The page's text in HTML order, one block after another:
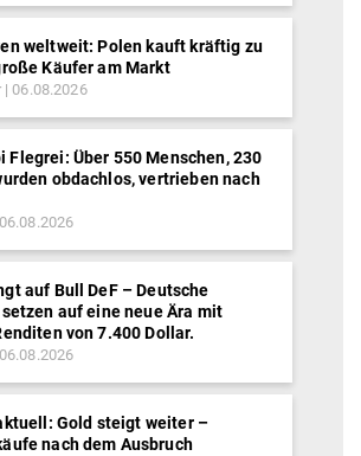
weltweit: Polen kauft kräftig zu
Käufer am Markt
06.08.2026
Flegrei: Über 550 Menschen, 230
obdachlos, vertrieben nach
06.08.2026
auf Bull DeF – Deutsche
auf eine neue Ära mit
von 7.400 Dollar.
06.08.2026
Gold steigt weiter –
nach dem Ausbruch